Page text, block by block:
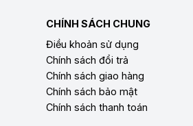
CHÍNH SÁCH CHUNG
Điều khoản sử dụng
Chính sách đổi trả
Chính sách giao hàng
Chính sách bảo mật
Chính sách thanh toán